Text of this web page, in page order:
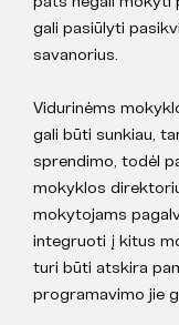
gali pasiūlyti
savanorius.
Vidurinėms
gali būti sunkiau,
sprendimo, todėl
mokyklos
mokytojams
integruoti į kitus
turi būti atskira
programavimo jie